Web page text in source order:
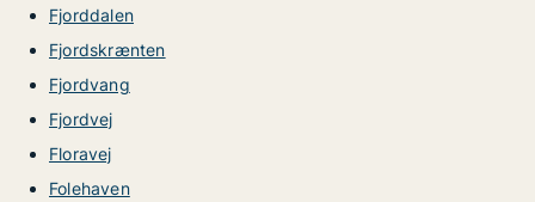
Fjorddalen
Fjordskrænten
Fjordvang
Fjordvej
Floravej
Folehaven